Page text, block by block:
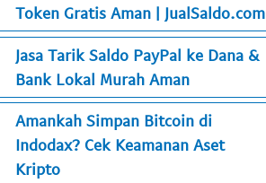
Token Gratis Aman | JualSaldo.com
Jasa Tarik Saldo PayPal ke Dana &
Bank Lokal Murah Aman
Amankah Simpan Bitcoin di
Indodax? Cek Keamanan Aset
Kripto